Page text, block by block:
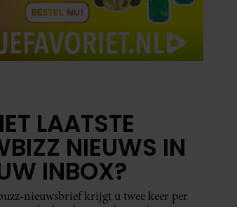
LAATSTE
NIEUWS IN
INBOX?
nieuwsbrief krijgt u twee keer per